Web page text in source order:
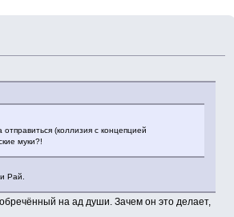
(коллизия с концепцией
муки?!
Рай.
на ад души. Зачем он это делает,